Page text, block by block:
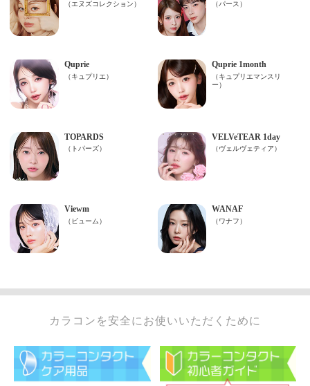
カラコンを安全にお使いいただくために